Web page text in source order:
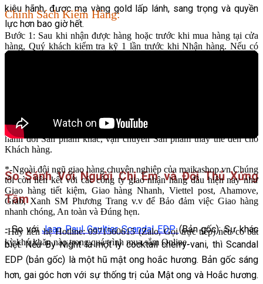
kiêu hãnh, được mạ vàng gold lấp lánh, sang trọng và quyền
lực hơn bao giờ hết.
So Sánh Với Người Chị Em và Đối Thủ Xứng
Tầm
- So vớiJean Paul Gaultier Scandal EDP(Bản gốc): Sự khác
biệt: Nếu By Night là một ly cocktail cherry-vani, thì Scandal
EDP (bản gốc) là một hũ mật ong hoắc hương. Bản gốc sáng
hơn, gai góc hơn với sự thống trị của Mật ong và Hoắc hương.
Chính Sách Kiểm Hàng:
Bước 1: Sau khi nhận được hàng hoặc trước khi mua hàng tại cửa
hàng, Quý khách kiểm tra kỹ 1 lần trước khi Nhận hàng. Nếu có
vấn đề xin vui lòng liên hệ với trường hợp mua hàng Online) hoặc
Bước 3: Nếu Sản phẩm có vấn đề từ nhà Sản xuất, chúng tôi sẽ tiến
hành đổi Sản phẩm khác, vận chuyển Sản phẩm thay thế đến cho
Khách hàng.
*-Ngoài đội ngũ giao hàng chuyên nghiệp của maikashop.vn Chúng
tôi còn liên kết với các công ty giao nhận hàng đầu hiện nay như
Giao hàng tiết kiệm, Giao hàng Nhanh, Viettel post, Ahamove,
Grab, Xanh SM Phương Trang v.v để Bảo đảm việc Giao hàng
nhanh chóng, An toàn và Đúng hẹn.
-Hãy liên hệ Hotline: 0971560615 (Zalo, Gọi trực tiếp) nếu có bất
kỳ khó khăn nào trong quá trình mua sắm Online.